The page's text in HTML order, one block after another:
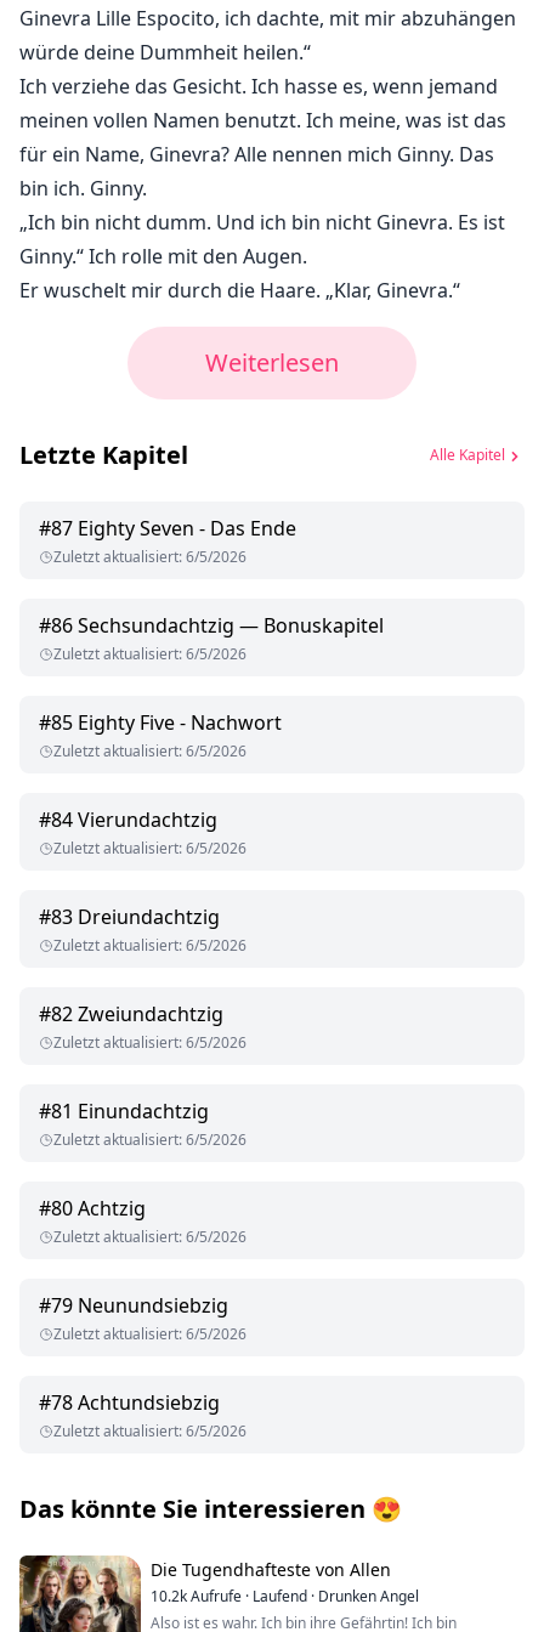
Ginevra Lille Espocito, ich dachte, mit mir abzuhängen
würde deine Dummheit heilen.“
Ich verziehe das Gesicht. Ich hasse es, wenn jemand
meinen vollen Namen benutzt. Ich meine, was ist das
für ein Name, Ginevra? Alle nennen mich Ginny. Das
bin ich. Ginny.
„Ich bin nicht dumm. Und ich bin nicht Ginevra. Es ist
Ginny.“ Ich rolle mit den Augen.
Er wuschelt mir durch die Haare. „Klar, Ginevra.“
Weiterlesen
Letzte Kapitel Alle Kapitel
#87 Eighty Seven - Das Ende
Zuletzt aktualisiert:6/5/2026
#86Sechsundachtzig — Bonuskapitel
Zuletzt aktualisiert:6/5/2026
#85 Eighty Five - Nachwort
Zuletzt aktualisiert:6/5/2026
#84Vierundachtzig
Zuletzt aktualisiert:6/5/2026
#83 Dreiundachtzig
Zuletzt aktualisiert:6/5/2026
#82Zweiundachtzig
Zuletzt aktualisiert:6/5/2026
#81 Einundachtzig
Zuletzt aktualisiert:6/5/2026
#80Achtzig
Zuletzt aktualisiert:6/5/2026
#79 Neunundsiebzig
Zuletzt aktualisiert:6/5/2026
#78Achtundsiebzig
Zuletzt aktualisiert:6/5/2026
Das könnte Sie interessieren 😍
Die Tugendhafteste von Allen
10.2kAufrufe · Laufend · Drunken Angel
Also ist es wahr. Ich bin ihre Gefährtin! Ich bin